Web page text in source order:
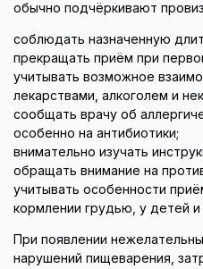
обычно подчёркивают
соблюдать назначенную
прекращать приём при
учитывать возможное
лекарствами, алкоголем и
сообщать врачу об
особенно на антибиотики;
внимательно изучать
обращать внимание на
учитывать особенности
кормлении грудью, у детей
При появлении
нарушений пищеварения,